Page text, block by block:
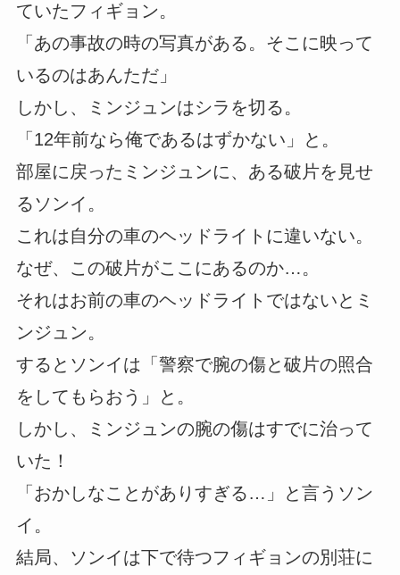
ていたフィギョン。
「あの事故の時の写真がある。そこに映って
いるのはあんただ」
しかし、ミンジュンはシラを切る。
「12年前なら俺であるはずかない」と。
部屋に戻ったミンジュンに、ある破片を見せ
るソンイ。
これは自分の車のヘッドライトに違いない。
なぜ、この破片がここにあるのか…。
それはお前の車のヘッドライトではないとミ
ンジュン。
するとソンイは「警察で腕の傷と破片の照合
をしてもらおう」と。
しかし、ミンジュンの腕の傷はすでに治って
いた！
「おかしなことがありすぎる…」と言うソン
イ。
結局、ソンイは下で待つフィギョンの別荘に